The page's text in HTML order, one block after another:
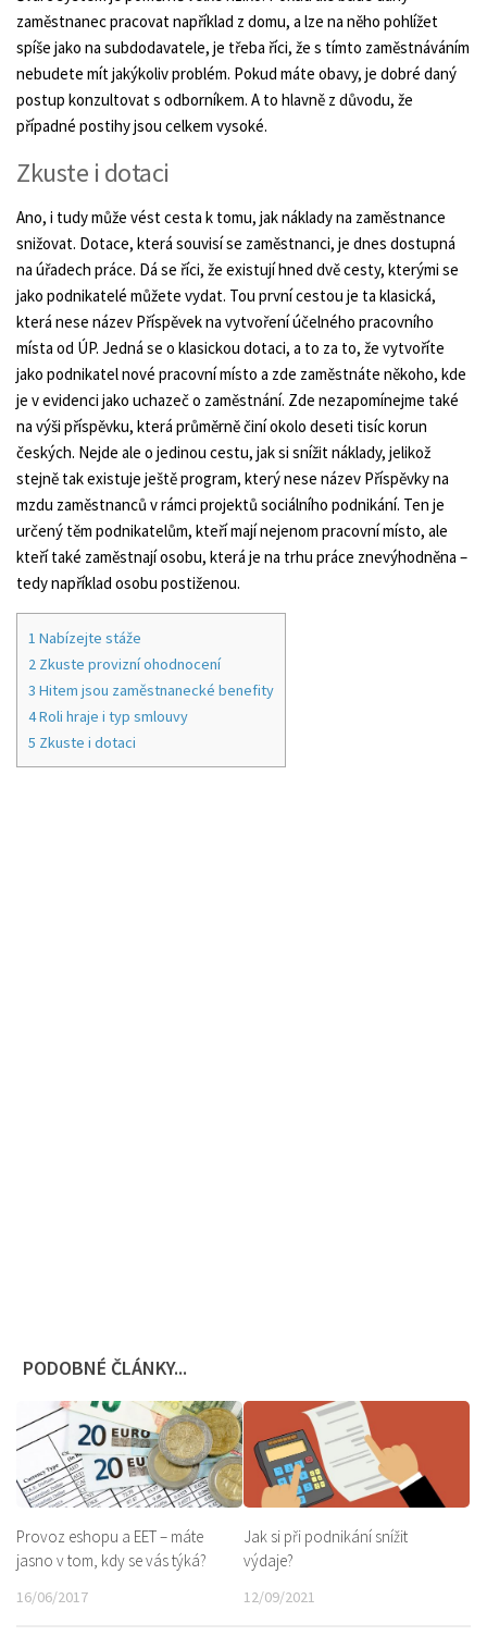
zaměstnanec pracovat například z domu, a lze na něho pohlížet
spíše jako na subdodavatele, je třeba říci, že s tímto zaměstnáváním
nebudete mít jakýkoliv problém. Pokud máte obavy, je dobré daný
postup konzultovat s odborníkem. A to hlavně z důvodu, že
případné postihy jsou celkem vysoké.
Zkuste i dotaci
Ano, i tudy může vést cesta k tomu, jak náklady na zaměstnance
snižovat. Dotace, která souvisí se zaměstnanci, je dnes dostupná
na úřadech práce. Dá se říci, že existují hned dvě cesty, kterými se
jako podnikatelé můžete vydat. Tou první cestou je ta klasická,
která nese název Příspěvek na vytvoření účelného pracovního
místa od ÚP. Jedná se o klasickou dotaci, a to za to, že vytvoříte
jako podnikatel nové pracovní místo a zde zaměstnáte někoho, kde
je v evidenci jako uchazeč o zaměstnání. Zde nezapomínejme také
na výši příspěvku, která průměrně činí okolo deseti tisíc korun
českých. Nejde ale o jedinou cestu, jak si snížit náklady, jelikož
stejně tak existuje ještě program, který nese název Příspěvky na
mzdu zaměstnanců v rámci projektů sociálního podnikání. Ten je
určený těm podnikatelům, kteří mají nejenom pracovní místo, ale
kteří také zaměstnají osobu, která je na trhu práce znevýhodněna –
tedy například osobu postiženou.
1 Nabízejte stáže
2 Zkuste provizní ohodnocení
3 Hitem jsou zaměstnanecké benefity
4Roli hraje i typ smlouvy
5 Zkuste i dotaci
PODOBNÉ ČLÁNKY...
Provoz eshopu a EET – máte
jasno v tom, kdy se vás týká?
16/06/2017
Jak si při podnikání snížit
výdaje?
12/09/2021